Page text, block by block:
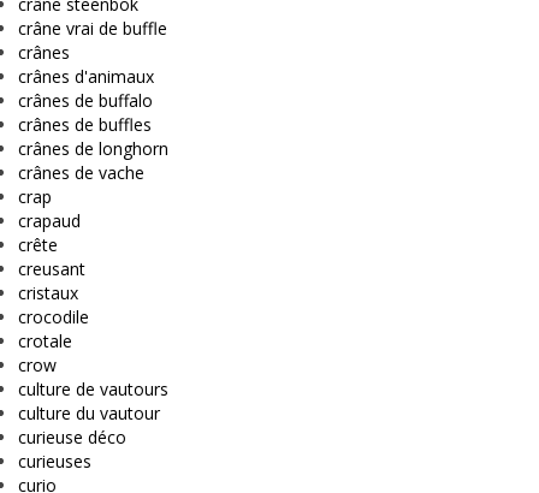
crâne vrai de buffle
crânes
crânes d'animaux
crânes de buffalo
crânes de buffles
crânes de longhorn
crânes de vache
crap
crapaud
crête
creusant
cristaux
crocodile
crotale
crow
culture de vautours
culture du vautour
curieuse déco
curieuses
curio